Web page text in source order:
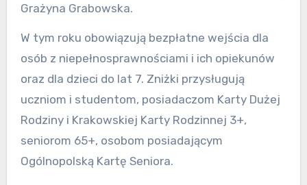
Grażyna Grabowska.
W tym roku obowiązują bezpłatne wejścia dla
osób z niepełnosprawnościami i ich opiekunów
oraz dla dzieci do lat 7. Zniżki przysługują
uczniom i studentom, posiadaczom Karty Dużej
Rodziny i Krakowskiej Karty Rodzinnej 3+,
seniorom 65+, osobom posiadającym
Ogólnopolską Kartę Seniora.